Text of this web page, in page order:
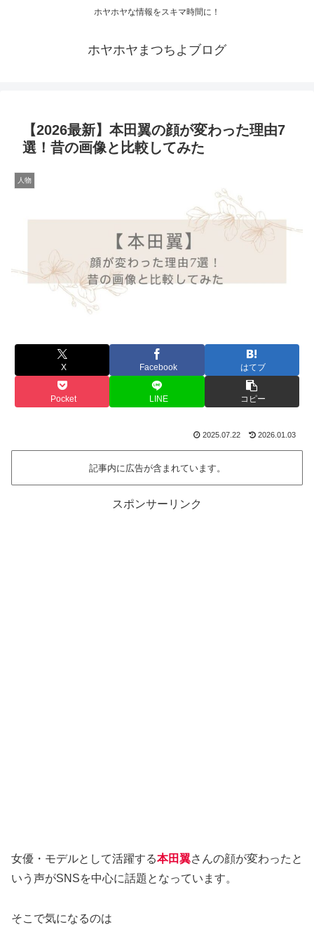
ホヤホヤな情報をスキマ時間に！
ホヤホヤまつちよブログ
【2026最新】本田翼の顔が変わった理由7
選！昔の画像と比較してみた
人物
X Facebook はてブ
Pocket LINE コピー
2025.07.22 2026.01.03
記事内に広告が含まれています。
スポンサーリンク
女優・モデルとして活躍する本田翼さんの顔が変わったと
いう声がSNSを中心に話題となっています。
そこで気になるのは